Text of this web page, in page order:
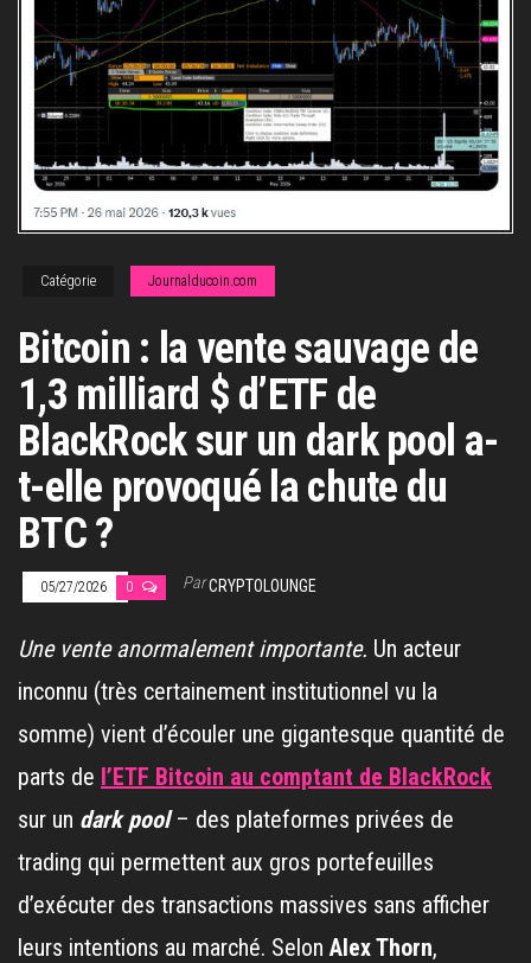
Catégorie Journalducoin.com
Bitcoin : la vente sauvage de
1,3 milliard $ d’ETF de
BlackRock sur un dark pool a-
t-elle provoqué la chute du
BTC ?
05/27/2026 0 ParCRYPTOLOUNGE
Une vente anormalement importante. Un acteur
inconnu (très certainement institutionnel vu la
somme) vient d’écouler une gigantesque quantité de
parts de l’ETF Bitcoin au comptant de BlackRock
sur un dark pool– des plateformes privées de
trading qui permettent aux gros portefeuilles
d’exécuter des transactions massives sans afficher
leurs intentions au marché. Selon Alex Thorn,